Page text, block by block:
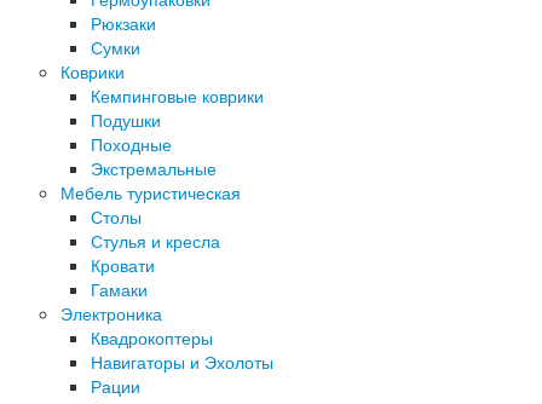
Рюкзаки
Сумки
Коврики
Кемпинговые коврики
Подушки
Походные
Экстремальные
Мебель туристическая
Столы
Стулья и кресла
Кровати
Гамаки
Электроника
Квадрокоптеры
Навигаторы и Эхолоты
Рации